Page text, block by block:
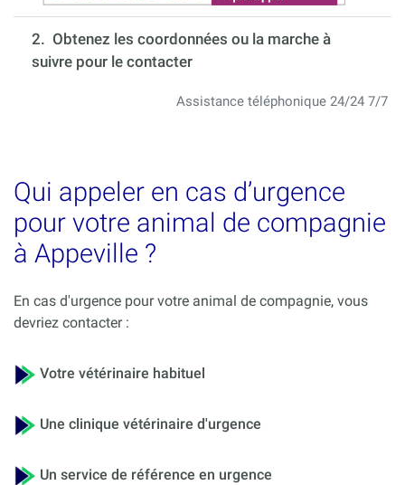
2. Obtenez les coordonnées ou la marche à
suivre pour le contacter
Assistance téléphonique 24/24 7/7
Qui appeler en cas d’urgence
pour votre animal de compagnie
à Appeville ?
En cas d'urgence pour votre animal de compagnie, vous
devriez contacter :
Votre vétérinaire habituel
Une clinique vétérinaire d'urgence
Un service de référence en urgence